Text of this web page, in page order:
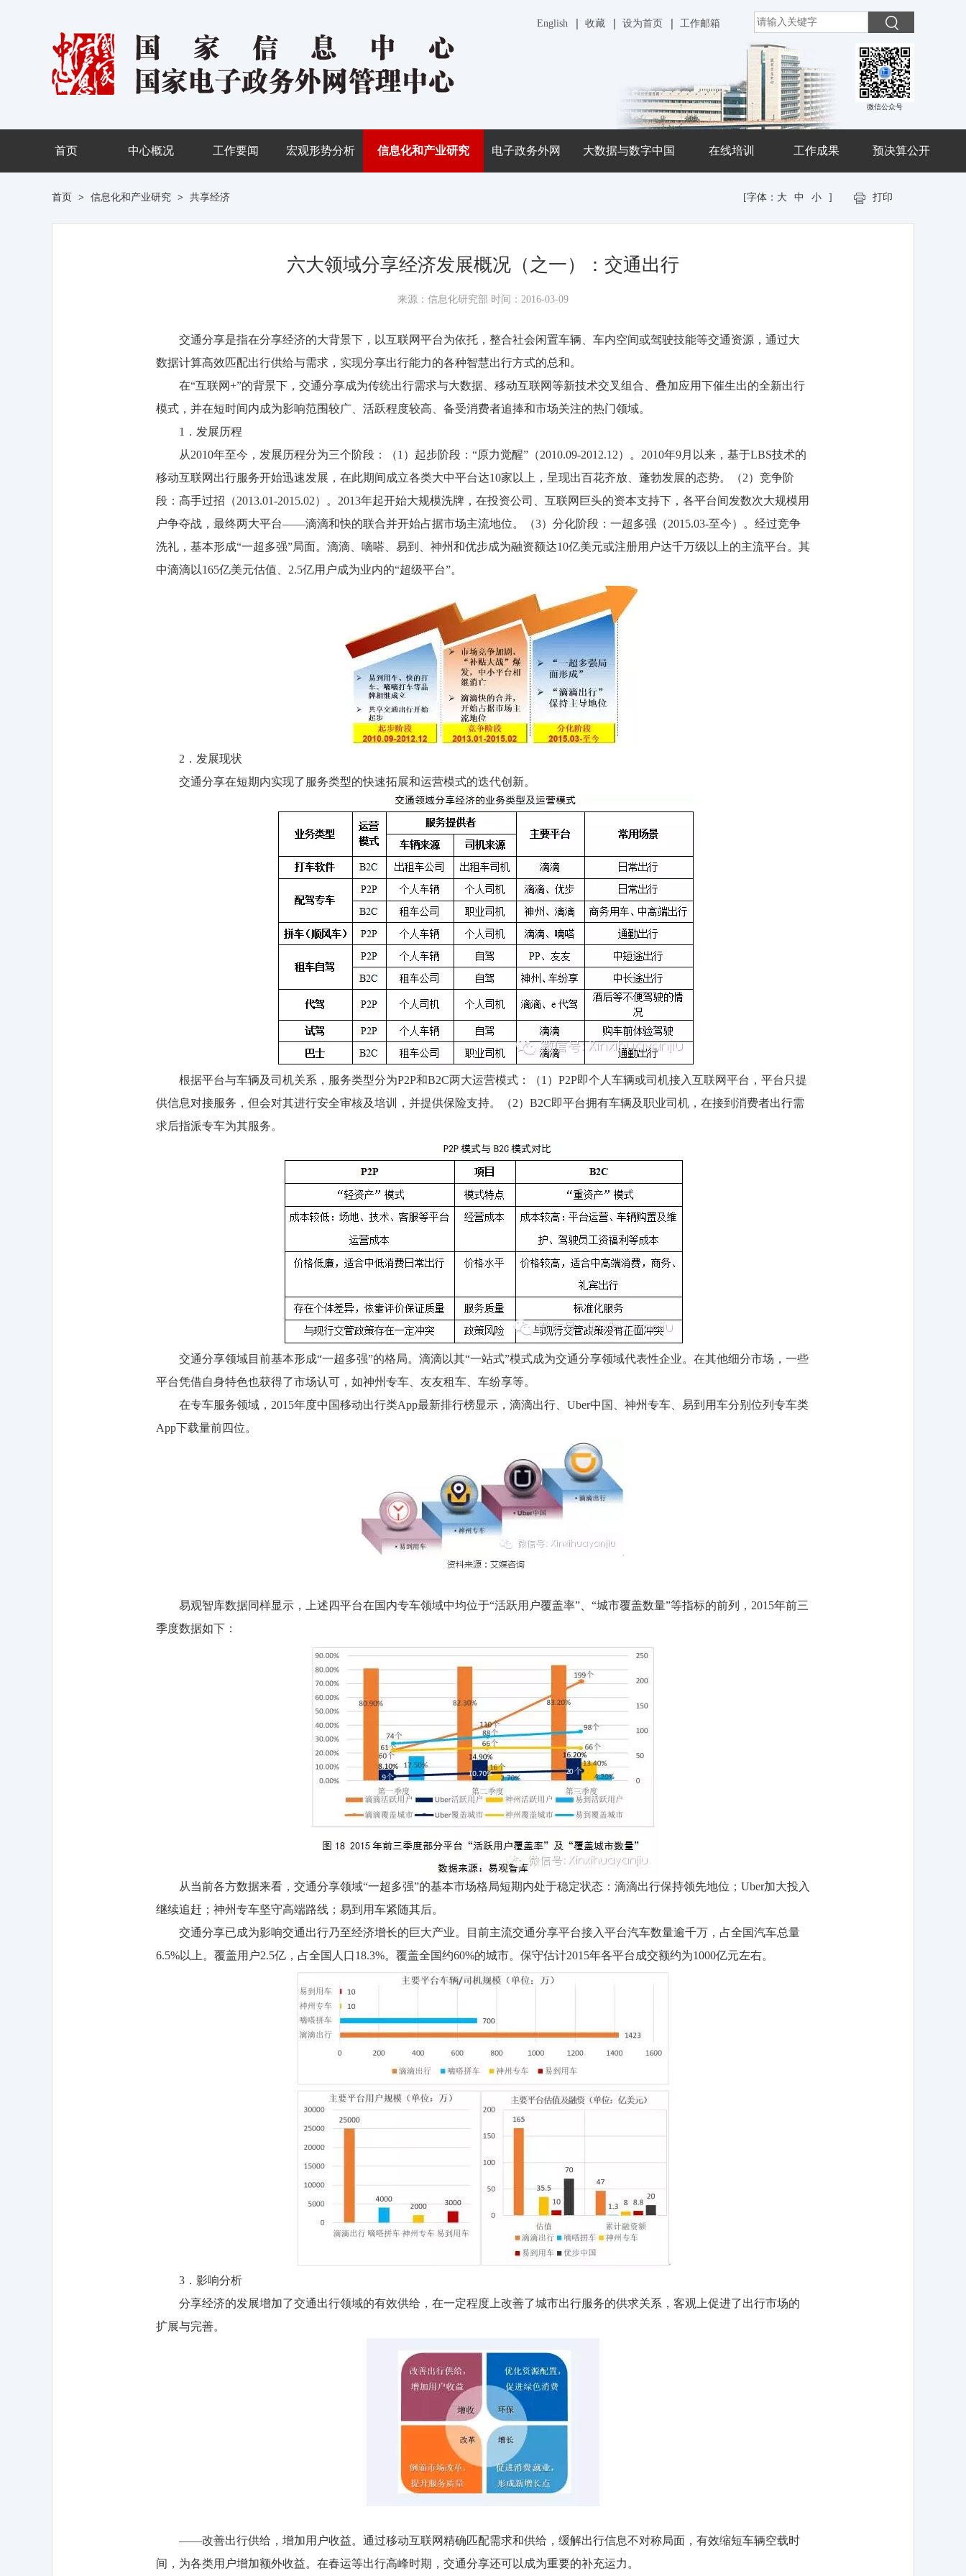
English 收藏 设为首页 工作邮箱
微信公众号
首页 中心概况 工作要闻 宏观形势分析 信息化和产业研究 电子政务外网 大数据与数字中国 在线培训 工作成果 预决算公开
首页 > 信息化和产业研究 > 共享经济 [字体： 大 中 小 ] 打印
六大领域分享经济发展概况（之一）：交通出行
来源：信息化研究部 时间：2016-03-09
交通分享是指在分享经济的大背景下，以互联网平台为依托，整合社会闲置车辆、车内空间或驾驶技能等交通资源，通过大
数据计算高效匹配出行供给与需求，实现分享出行能力的各种智慧出行方式的总和。
在“互联网+”的背景下，交通分享成为传统出行需求与大数据、移动互联网等新技术交叉组合、叠加应用下催生出的全新出行
模式，并在短时间内成为影响范围较广、活跃程度较高、备受消费者追捧和市场关注的热门领域。
1．发展历程
从2010年至今，发展历程分为三个阶段：（1）起步阶段：“原力觉醒”（2010.09-2012.12）。2010年9月以来，基于LBS技术的
移动互联网出行服务开始迅速发展，在此期间成立各类大中平台达10家以上，呈现出百花齐放、蓬勃发展的态势。（2）竞争阶
段：高手过招（2013.01-2015.02）。2013年起开始大规模洗牌，在投资公司、互联网巨头的资本支持下，各平台间发数次大规模用
户争夺战，最终两大平台——滴滴和快的联合并开始占据市场主流地位。（3）分化阶段：一超多强（2015.03-至今）。经过竞争
洗礼，基本形成“一超多强”局面。滴滴、嘀嗒、易到、神州和优步成为融资额达10亿美元或注册用户达千万级以上的主流平台。其
中滴滴以165亿美元估值、2.5亿用户成为业内的“超级平台”。
2．发展现状
交通分享在短期内实现了服务类型的快速拓展和运营模式的迭代创新。
根据平台与车辆及司机关系，服务类型分为P2P和B2C两大运营模式：（1）P2P即个人车辆或司机接入互联网平台，平台只提
供信息对接服务，但会对其进行安全审核及培训，并提供保险支持。（2）B2C即平台拥有车辆及职业司机，在接到消费者出行需
求后指派专车为其服务。
交通分享领域目前基本形成“一超多强”的格局。滴滴以其“一站式”模式成为交通分享领域代表性企业。在其他细分市场，一些
平台凭借自身特色也获得了市场认可，如神州专车、友友租车、车纷享等。
在专车服务领域，2015年度中国移动出行类App最新排行榜显示，滴滴出行、Uber中国、神州专车、易到用车分别位列专车类
App下载量前四位。
易观智库数据同样显示，上述四平台在国内专车领域中均位于“活跃用户覆盖率”、“城市覆盖数量”等指标的前列，2015年前三
季度数据如下：
从当前各方数据来看，交通分享领域“一超多强”的基本市场格局短期内处于稳定状态：滴滴出行保持领先地位；Uber加大投入
继续追赶；神州专车坚守高端路线；易到用车紧随其后。
交通分享已成为影响交通出行乃至经济增长的巨大产业。目前主流交通分享平台接入平台汽车数量逾千万，占全国汽车总量
6.5%以上。覆盖用户2.5亿，占全国人口18.3%。覆盖全国约60%的城市。保守估计2015年各平台成交额约为1000亿元左右。
3．影响分析
分享经济的发展增加了交通出行领域的有效供给，在一定程度上改善了城市出行服务的供求关系，客观上促进了出行市场的
扩展与完善。
——改善出行供给，增加用户收益。通过移动互联网精确匹配需求和供给，缓解出行信息不对称局面，有效缩短车辆空载时
间，为各类用户增加额外收益。在春运等出行高峰时期，交通分享还可以成为重要的补充运力。